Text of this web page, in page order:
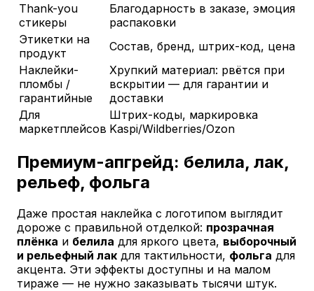
Thank-you
стикеры
Благодарность в заказе, эмоция
распаковки
Этикетки на
продукт
Состав, бренд, штрих-код, цена
Наклейки-
пломбы /
гарантийные
Хрупкий материал: рвётся при
вскрытии — для гарантии и
доставки
Для
маркетплейсов
Штрих-коды, маркировка
Kaspi/Wildberries/Ozon
Премиум-апгрейд: белила, лак,
рельеф, фольга
Даже простая наклейка с логотипом выглядит
дороже с правильной отделкой: прозрачная
плёнка и белила для яркого цвета, выборочный
и рельефный лак для тактильности, фольга для
акцента. Эти эффекты доступны и на малом
тираже — не нужно заказывать тысячи штук.